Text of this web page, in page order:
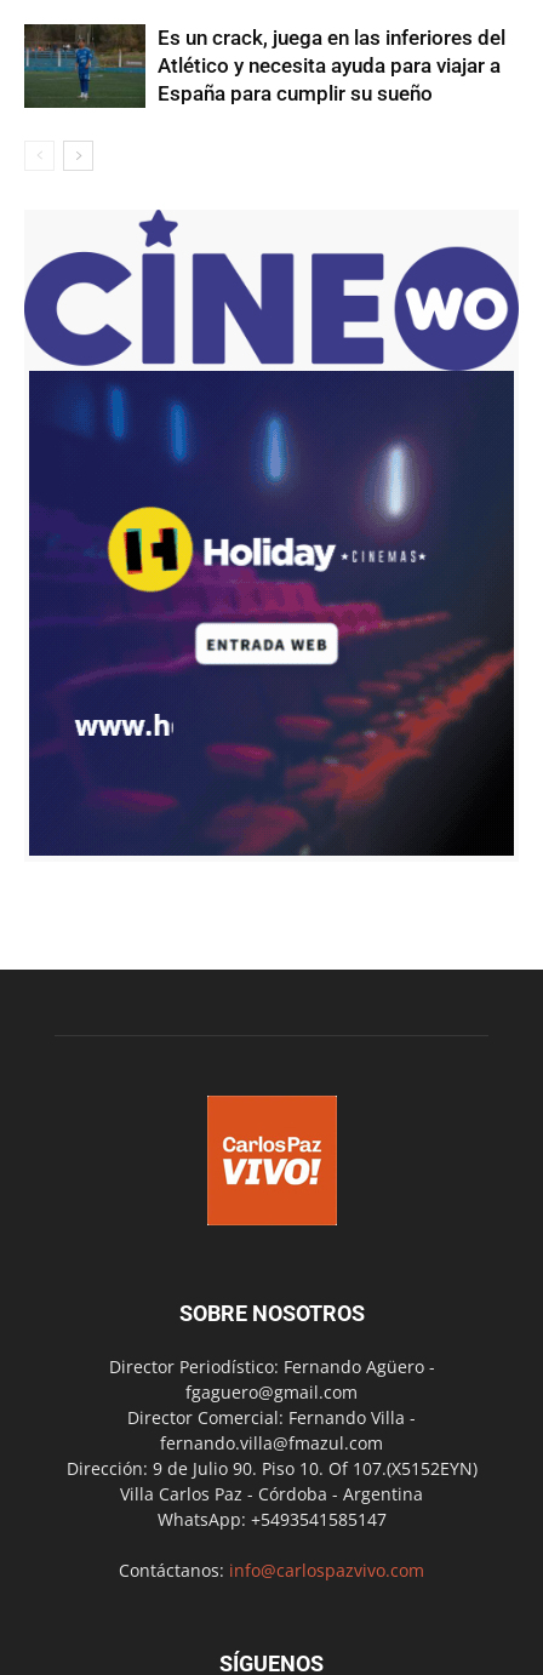
Es un crack, juega en las inferiores del
Atlético y necesita ayuda para viajar a
España para cumplir su sueño
SOBRE NOSOTROS
Director Periodístico: Fernando Agüero -
fgaguero@gmail.com
Director Comercial: Fernando Villa -
fernando.villa@fmazul.com
Dirección: 9 de Julio 90. Piso 10. Of 107.(X5152EYN)
Villa Carlos Paz - Córdoba - Argentina
WhatsApp: +5493541585147
Contáctanos: info@carlospazvivo.com
SÍGUENOS